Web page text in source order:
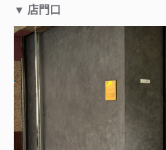
▼ 店門口